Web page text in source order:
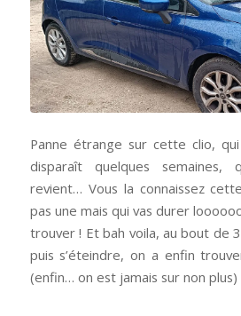
Panne étrange sur cette clio,
disparaît quelques semaines,
revient… Vous la connaissez
pas une mais qui vas durer
trouver ! Et bah voila, au bout de
puis s’éteindre, on a enfin
(enfin… on est jamais sur non plus)